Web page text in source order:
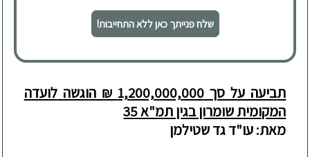
שלח פנייתך כאן ללא התחייבות!
תביעה על סך 1,200,000,000 ₪ הוגשה
לועדה
המקומית שומרון בגין תמ"א 35
מאת: עו"ד גד שטילמן